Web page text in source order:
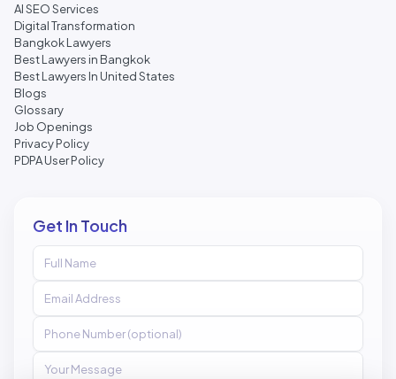
AI SEO Services
Digital Transformation
Bangkok Lawyers
Best Lawyers in Bangkok
Best Lawyers In United States
Blogs
Glossary
Job Openings
Privacy Policy
PDPA User Policy
Get In Touch